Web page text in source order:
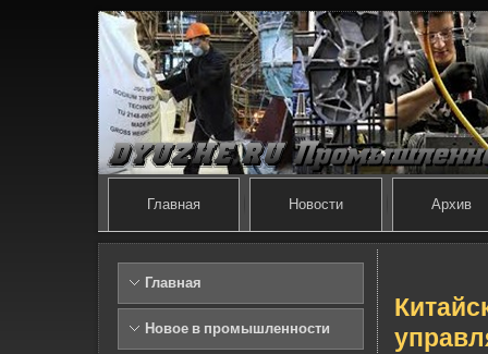
Главная Новости Архив
Главная
Новое в промышленности